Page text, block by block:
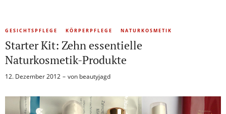
GESICHTSPFLEGE KÖRPERPFLEGE NATURKOSMETIK
Starter Kit: Zehn essentielle
Naturkosmetik-Produkte
12. Dezember 2012 von beautyjagd